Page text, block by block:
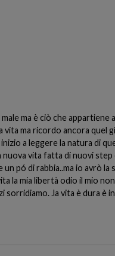
ma è ciò che
ma ricordo ancora
a leggere la natura di
vita fatta di nuovi
pó di rabbia..ma io avrò
la mia libertà odio il mio
.la vita è dura